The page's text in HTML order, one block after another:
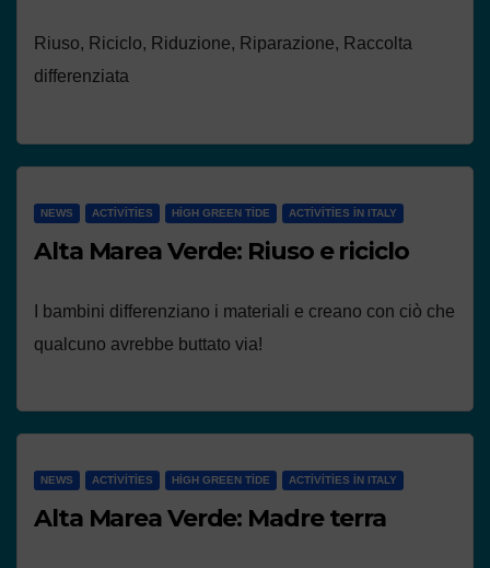
Riuso, Riciclo, Riduzione, Riparazione, Raccolta
differenziata
NEWS ACTIVITIES HIGH GREEN TIDE ACTIVITIES IN ITALY
Alta Marea Verde: Riuso e riciclo
I bambini differenziano i materiali e creano con ciò che
qualcuno avrebbe buttato via!
NEWS ACTIVITIES HIGH GREEN TIDE ACTIVITIES IN ITALY
Alta Marea Verde: Madre terra